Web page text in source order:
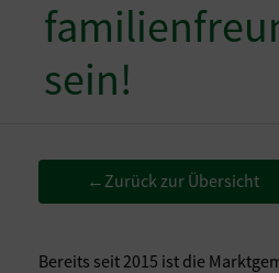
sein!
←Zurück zur Übersicht
Bereits seit 2015 ist die